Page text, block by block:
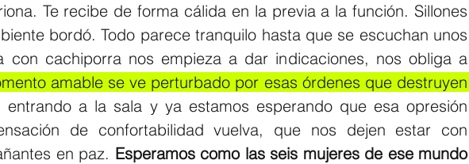
Te recibe de forma cálida en la previa a la función. Sillones
bordó. Todo parece tranquilo hasta que se escuchan unos
con cachiporra nos empieza a dar indicaciones, nos obliga a
amable se ve perturbado por esas órdenes que destruyen
entrando a la sala y ya estamos esperando que esa opresión
de confortabilidad vuelva, que nos dejen estar con
en paz. Esperamos como las seis mujeres de ese mundo